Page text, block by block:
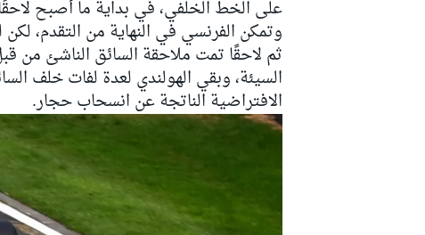
على الخط الخلفي، في بداية ما أصبح
وتمكن الفرنسي في النهاية من التقدم،
ثم لاحقًا تمت ملاحقة السائق الناشئ من
السيئة، وبقي الهولندي لعدة لفات خلف
الافتراضية الناتجة عن انسحاب حجار.